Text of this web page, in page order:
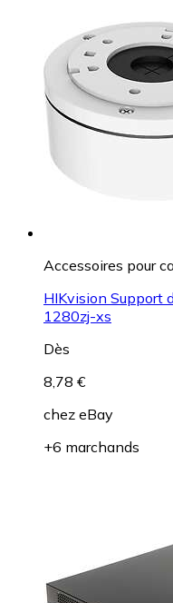
Accessoires pour
HIKvision Support
1280zj-xs
Dès
8,78 €
chez eBay
+6 marchands